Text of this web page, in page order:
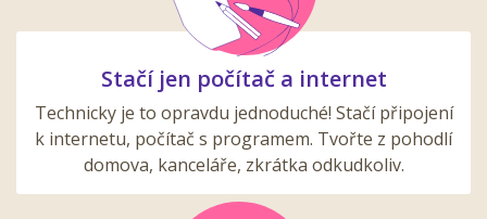
Stačí jen počítač a internet
Technicky je to opravdu jednoduché! Stačí připojení
k internetu, počítač s programem. Tvořte z pohodlí
domova, kanceláře, zkrátka odkudkoliv.